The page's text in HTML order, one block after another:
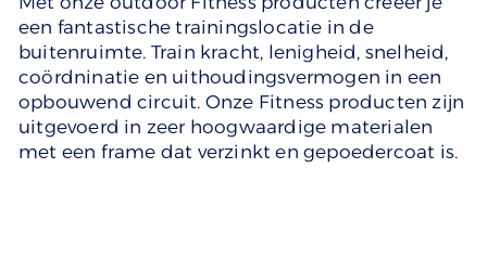
een fantastische trainingslocatie in de
buitenruimte. Train kracht, lenigheid, snelheid,
coördninatie en uithoudingsvermogen in een
opbouwend circuit. Onze Fitness producten zijn
uitgevoerd in zeer hoogwaardige materialen
met een frame dat verzinkt en gepoedercoat is.